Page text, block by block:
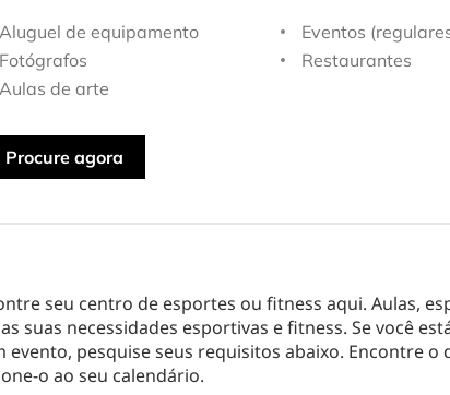
Aluguel de equipamento Eventos
Fotógrafos
Restaurantes
Aulas de arte
Procure agora
seu centro de esportes ou fitness aqui. Aulas,
suas necessidades esportivas e fitness. Se você
pesquise seus requisitos abaixo. Encontre o
o ao seu calendário.